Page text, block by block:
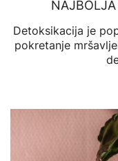
NAJBOLJA
Detoksikacija je
pokretanje